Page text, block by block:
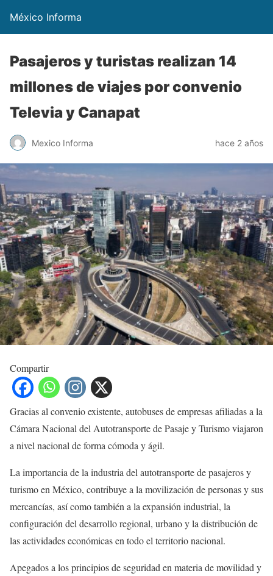
México Informa
Pasajeros y turistas realizan 14
millones de viajes por convenio
Televia y Canapat
Mexico Informa hace 2 años
Compartir
Gracias al convenio existente, autobuses de empresas afiliadas a la
Cámara Nacional del Autotransporte de Pasaje y Turismo viajaron
a nivel nacional de forma cómoda y ágil.
La importancia de la industria del autotransporte de pasajeros y
turismo en México, contribuye a la movilización de personas y sus
mercancías, así como también a la expansión industrial, la
configuración del desarrollo regional, urbano y la distribución de
las actividades económicas en todo el territorio nacional.
Apegados a los principios de seguridad en materia de movilidad y